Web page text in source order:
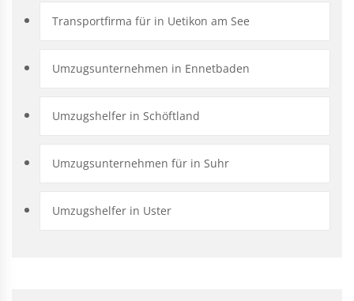
Transportfirma für in Uetikon am See
Umzugsunternehmen in Ennetbaden
Umzugshelfer in Schöftland
Umzugsunternehmen für in Suhr
Umzugshelfer in Uster